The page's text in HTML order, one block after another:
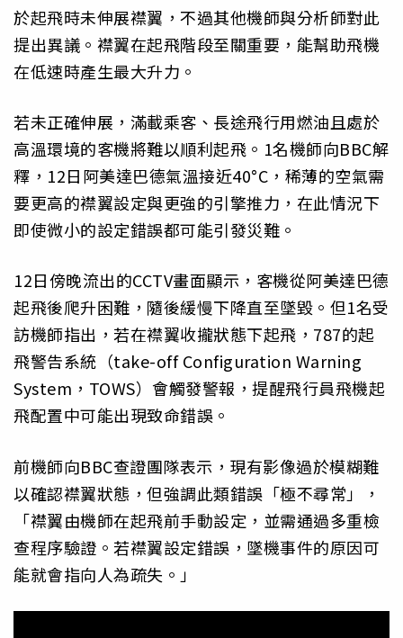
於起飛時未伸展襟翼，不過其他機師與分析師對此
提出異議。襟翼在起飛階段至關重要，能幫助飛機
在低速時產生最大升力。
若未正確伸展，滿載乘客、長途飛行用燃油且處於
高溫環境的客機將難以順利起飛。1名機師向BBC解
釋，12日阿美達巴德氣溫接近40°C，稀薄的空氣需
要更高的襟翼設定與更強的引擎推力，在此情況下
即使微小的設定錯誤都可能引發災難。
12日傍晚流出的CCTV畫面顯示，客機從阿美達巴德
起飛後爬升困難，隨後緩慢下降直至墜毀。但1名受
訪機師指出，若在襟翼收攏狀態下起飛，787的起
飛警告系統（take-off Configuration Warning
System，TOWS）會觸發警報，提醒飛行員飛機起
飛配置中可能出現致命錯誤。
前機師向BBC查證團隊表示，現有影像過於模糊難
以確認襟翼狀態，但強調此類錯誤「極不尋常」，
「襟翼由機師在起飛前手動設定，並需通過多重檢
查程序驗證。若襟翼設定錯誤，墜機事件的原因可
能就會指向人為疏失。」